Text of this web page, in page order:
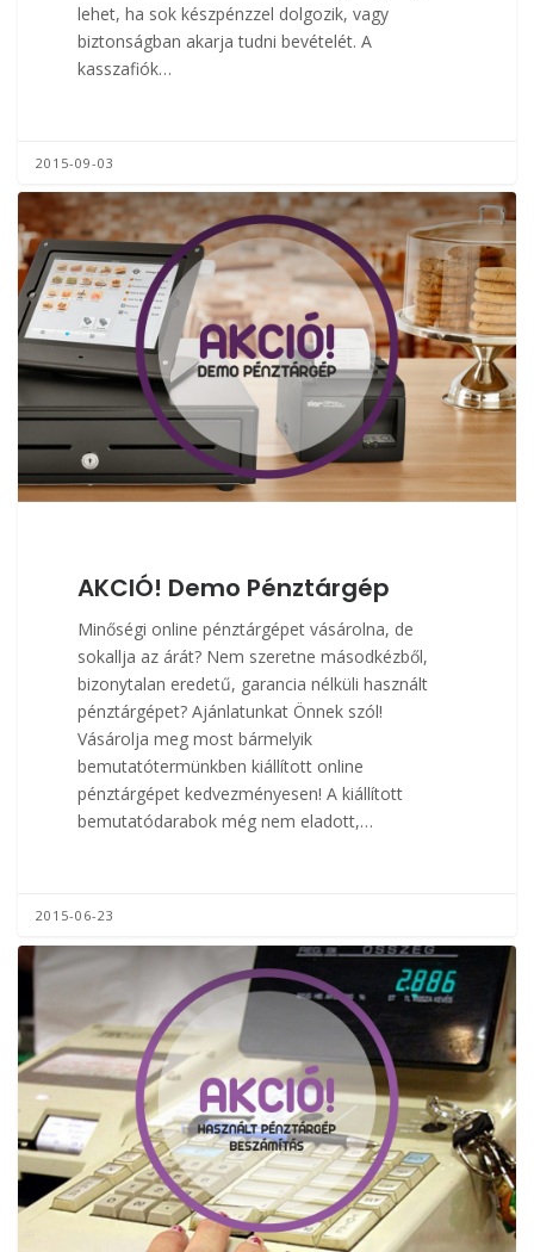
lehet, ha sok készpénzzel dolgozik, vagy
biztonságban akarja tudni bevételét. A
kasszafiók…
2015-09-03
AKCIÓ! Demo Pénztárgép
Minőségi online pénztárgépet vásárolna, de
sokallja az árát? Nem szeretne másodkézből,
bizonytalan eredetű, garancia nélküli használt
pénztárgépet? Ajánlatunkat Önnek szól!
Vásárolja meg most bármelyik
bemutatótermünkben kiállított online
pénztárgépet kedvezményesen! A kiállított
bemutatódarabok még nem eladott,…
2015-06-23